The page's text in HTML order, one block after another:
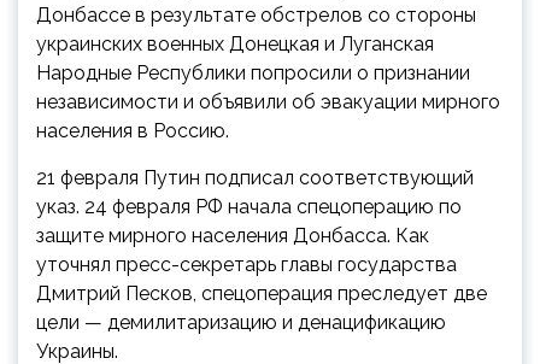
Донбассе в результате обстрелов со стороны
украинских военных Донецкая и Луганская
Народные Республики попросили о признании
независимости и объявили об эвакуации мирного
населения в Россию.
21 февраля Путин подписал соответствующий
указ. 24 февраля РФ начала спецоперацию по
защите мирного населения Донбасса. Как
уточнял пресс-секретарь главы государства
Дмитрий Песков, спецоперация преследует две
цели — демилитаризацию и денацификацию
Украины.